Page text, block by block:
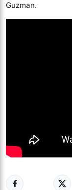
Guzman.